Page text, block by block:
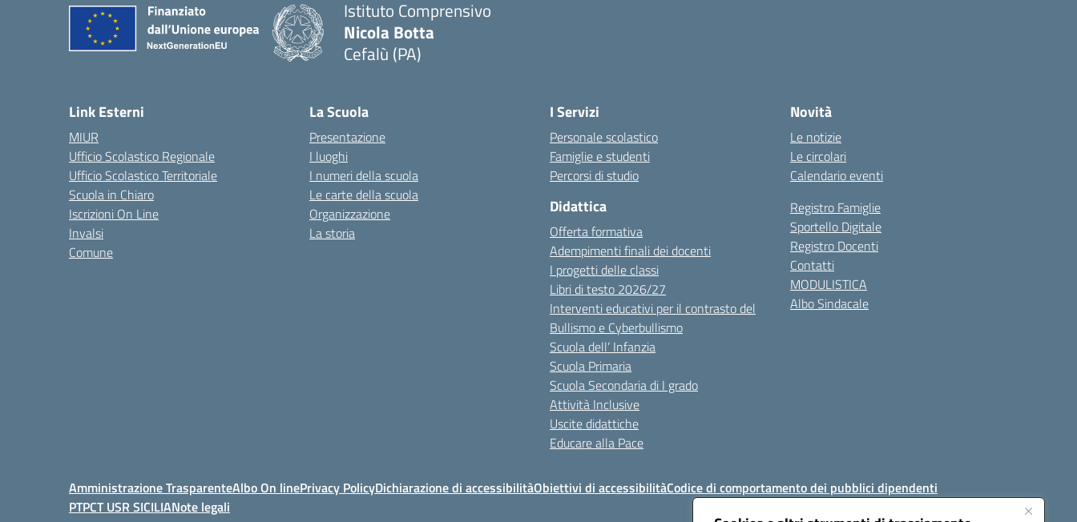
Istituto Comprensivo
Nicola Botta
Cefalù (PA)
Link Esterni
MIUR
Ufficio Scolastico Regionale
Ufficio Scolastico Territoriale
Scuola in Chiaro
Iscrizioni On Line
Invalsi
Comune
La Scuola
Presentazione
I luoghi
I numeri della scuola
Le carte della scuola
Organizzazione
La storia
I Servizi
Personale scolastico
Famiglie e studenti
Percorsi di studio
Didattica
Offerta formativa
Adempimenti finali dei docenti
I progetti delle classi
Libri di testo 2026/27
Interventi educativi per il contrasto del
Bullismo e Cyberbullismo
Scuola dell’ Infanzia
Scuola Primaria
Scuola Secondaria di I grado
Attività Inclusive
Uscite didattiche
Educare alla Pace
Novità
Le notizie
Le circolari
Calendario eventi
Registro Famiglie
Sportello Digitale
Registro Docenti
Contatti
MODULISTICA
Albo Sindacale
Amministrazione TrasparenteAlbo On linePrivacy PolicyDichiarazione di accessibilitàObiettivi di accessibilitàCodice di comportamento dei pubblici dipendenti
PTPCT USR SICILIANote legali